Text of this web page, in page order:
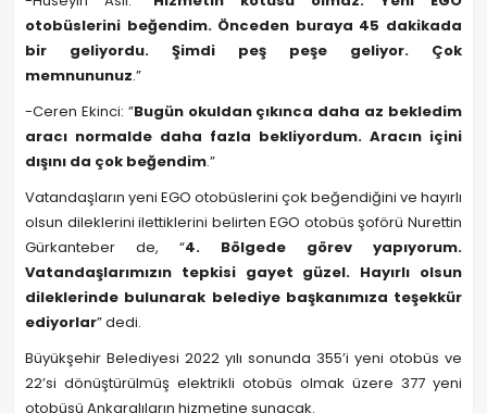
otobüslerini beğendim. Önceden buraya 45 dakikada
bir geliyordu. Şimdi peş peşe geliyor. Çok
memnununuz.”
-Ceren Ekinci: ”Bugün okuldan çıkınca daha az bekledim
aracı normalde daha fazla bekliyordum. Aracın içini
dışını da çok beğendim.”
Vatandaşların yeni EGO otobüslerini çok beğendiğini ve hayırlı
olsun dileklerini ilettiklerini belirten EGO otobüs şoförü Nurettin
Gürkanteber de, “4. Bölgede görev yapıyorum.
Vatandaşlarımızın tepkisi gayet güzel. Hayırlı olsun
dileklerinde bulunarak belediye başkanımıza teşekkür
ediyorlar” dedi.
Büyükşehir Belediyesi 2022 yılı sonunda 355’i yeni otobüs ve
22’si dönüştürülmüş elektrikli otobüs olmak üzere 377 yeni
otobüsü Ankaralıların hizmetine sunacak.